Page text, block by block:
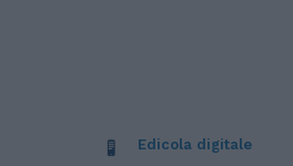
Edicola digitale